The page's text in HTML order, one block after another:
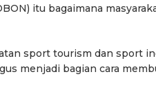
itu bagaimana
sport tourism dan sport
menjadi bagian cara